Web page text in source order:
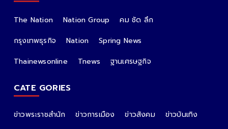
The Nation Nation Group
คม ชัด ลึก
กรุงเทพธุรกิจ
Nation
Spring News
Thainewsonline
Tnews ฐานเศรษฐกิจ
CATE GORIES
ข่าวพระราชสำนัก ข่าวการเมือง ข่าวสังคม
ข่าวบันเทิง